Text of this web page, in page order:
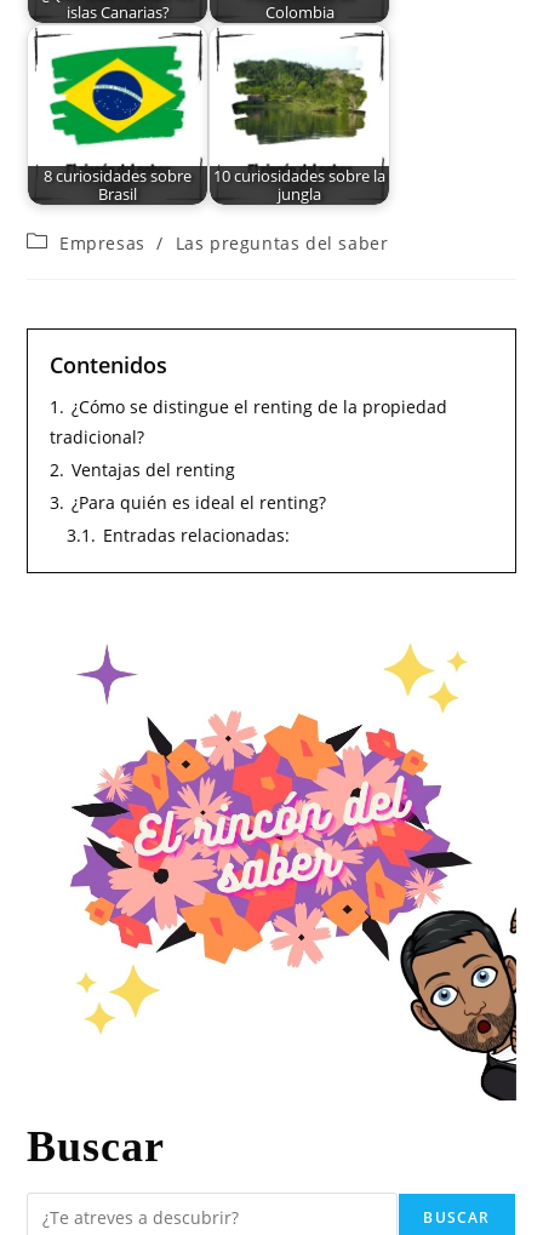
islas Canarias?
Colombia
8 curiosidades sobre
Brasil
10 curiosidades sobre la
jungla
Empresas / Las preguntas del saber
Contenidos
1. ¿Cómo se distingue el renting de la propiedad
tradicional?
2. Ventajas del renting
3. ¿Para quién es ideal el renting?
3.1. Entradas relacionadas:
Buscar
BUSCAR